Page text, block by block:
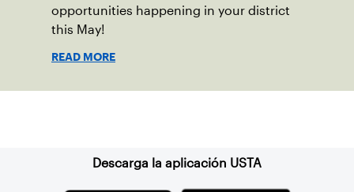
opportunities happening in your district
this May!
READ MORE
Descarga la aplicación USTA